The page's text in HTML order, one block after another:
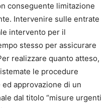
conseguente limitazione
Intervenire sulle entrate
intervento per il
stesso per assicurare
realizzare quanto atteso,
le procedure
approvazione di un
dal titolo “misure urgenti